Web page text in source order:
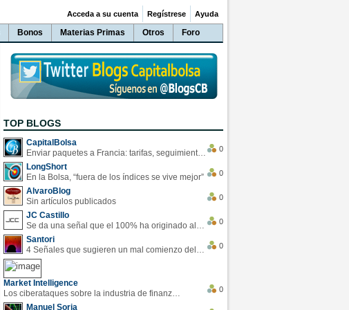
Bonos Materias Primas Otros Foro
Acceda a su cuenta Regístrese Ayuda
TOP BLOGS
CapitalBolsa
Enviar paquetes a Francia: tarifas, seguimiento y ventajas destacadas
0
LongShort
En la Bolsa, “fuera de los índices se vive mejor”
0
AlvaroBlog
Sin artículos publicados
0
JC Castillo
Se da una señal que el 100% ha originado alzas en las bolsas
0
Santori
4 Señales que sugieren un mal comienzo del 3T de la economía EEUU
0
Market Intelligence
Los ciberataques sobre la industria de finanzas se han duplicado este año
0
Manuel Soria